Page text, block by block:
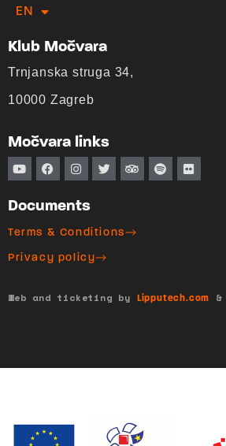
EN
HR
Klub Močvara
Trnjanska struga 34,
10000 Zagreb
Močvara links
Documents
Terms & Conditions
Privacy policy
Web and ticketing by Lipputech.com &